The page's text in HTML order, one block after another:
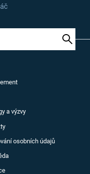
a výzvy
osobních údajů